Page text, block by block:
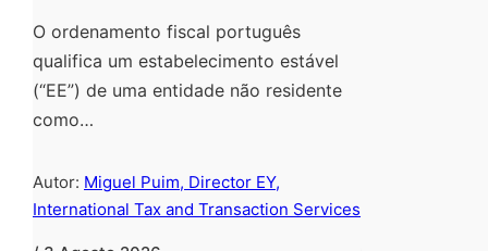
O ordenamento fiscal português
qualifica um estabelecimento estável
(“EE”) de uma entidade não residente
como…
Autor: Miguel Puim, Director EY,
International Tax and Transaction Services